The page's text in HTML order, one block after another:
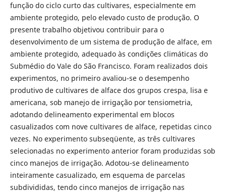
função do ciclo curto das cultivares, especialmente em
ambiente protegido, pelo elevado custo de produção. O
presente trabalho objetivou contribuir para o
desenvolvimento de um sistema de produção de alface, em
ambiente protegido, adequado às condições climáticas do
Submédio do Vale do São Francisco. Foram realizados dois
experimentos, no primeiro avaliou-se o desempenho
produtivo de cultivares de alface dos grupos crespa, lisa e
americana, sob manejo de irrigação por tensiometria,
adotando delineamento experimental em blocos
casualizados com nove cultivares de alface, repetidas cinco
vezes. No experimento subseqüente, as três cultivares
selecionadas no experimento anterior foram produzidas sob
cinco manejos de irrigação. Adotou-se delineamento
inteiramente casualizado, em esquema de parcelas
subdivididas, tendo cinco manejos de irrigação nas